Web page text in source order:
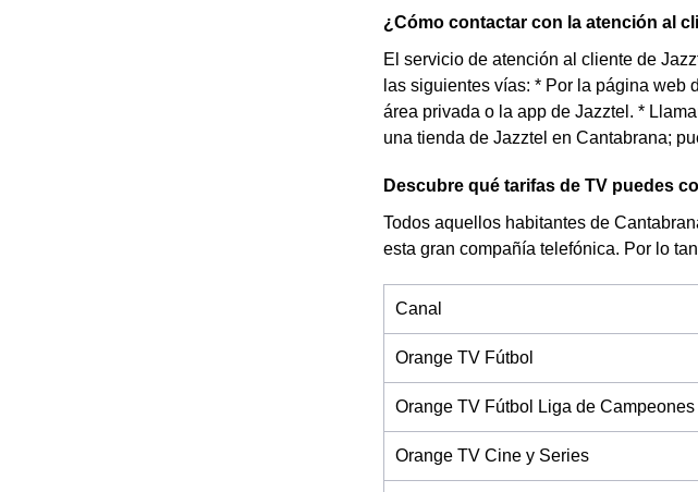
¿Cómo contactar con la atención al
El servicio de atención al cliente de
las siguientes vías: * Por la página web
área privada o la app de Jazztel. *
una tienda de Jazztel en Cantabrana;
Descubre qué tarifas de TV puedes
Todos aquellos habitantes de
esta gran compañía telefónica. Por lo
Canal
Orange TV Fútbol
Orange TV Fútbol Liga de Campeones
Orange TV Cine y Series